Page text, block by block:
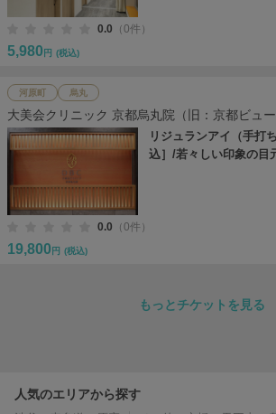
0.0 （0件）
5,980 円 (税込)
河原町 烏丸
大美会クリニック 京都烏丸院（旧：京都ビュー
リジュランアイ（手打
込］/若々しい印象の目
0.0 （0件）
19,800 円 (税込)
もっとチケットを見る
人気のエリアから探す